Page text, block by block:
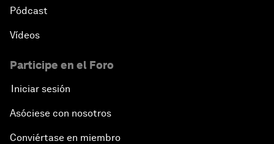
Pódcast
Vídeos
Participe en el Foro
Iniciar sesión
Asóciese con nosotros
Conviértase en miembro